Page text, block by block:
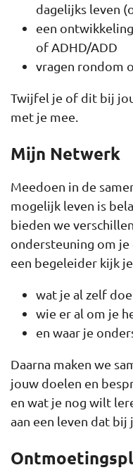
dagelijks leven
een
of ADHD/ADD
vragen rondom
Twijfel je of dit bij
met je mee.
Mijn Netwerk
Meedoen in de
mogelijk leven is
bieden we
ondersteuning om
een begeleider kijk
wat je al zelf
wie er al om je
en waar je
Daarna maken we
jouw doelen en
en wat je nog wilt
aan een leven dat bij